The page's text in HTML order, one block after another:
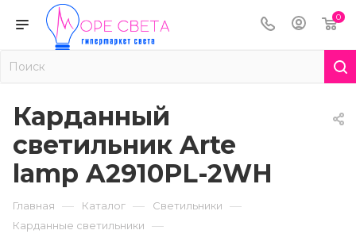
0
Карданный
светильник Arte
lamp A2910PL-2WH
Главная — Каталог — Светильники —
Карданные светильники —